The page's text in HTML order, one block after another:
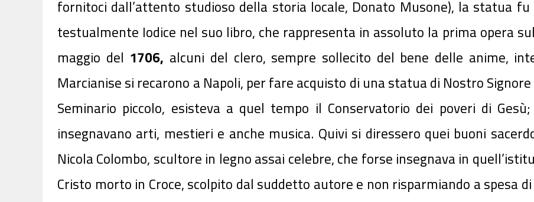
fornitoci dall’attento studioso della storia locale, Donato Musone), la statua
testualmente Iodice nel suo libro, che rappresenta in assoluto la prima opera
maggio del 1706, alcuni del clero, sempre sollecito del bene delle anime,
Marcia­nise si recarono a Napoli, per fare ac­quisto di una statua di Nostro
Seminario piccolo, esisteva a quel tempo il Conservatorio dei poveri di
insegnavano arti, mestieri e anche musica. Quivi si diressero quei buoni
Nicola Colombo, scultore in legno assai celebre, che forse insegnava in
Cristo morto in Croce, scolpito dal suddetto autore e non ri­sparmiando a spesa